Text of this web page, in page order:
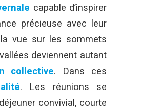
capable d’inspirer
précieuse avec leur
vue sur les sommets
deviennent autant
collective. Dans ces
. Les réunions se
convivial, courte